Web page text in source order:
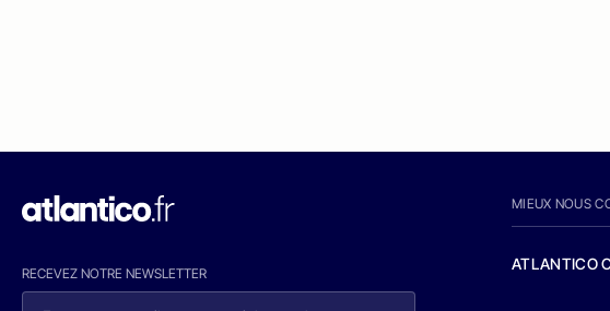
RECEVEZ NOTRE NEWSLETTER
MIEUX NOUS
ATLANTICO